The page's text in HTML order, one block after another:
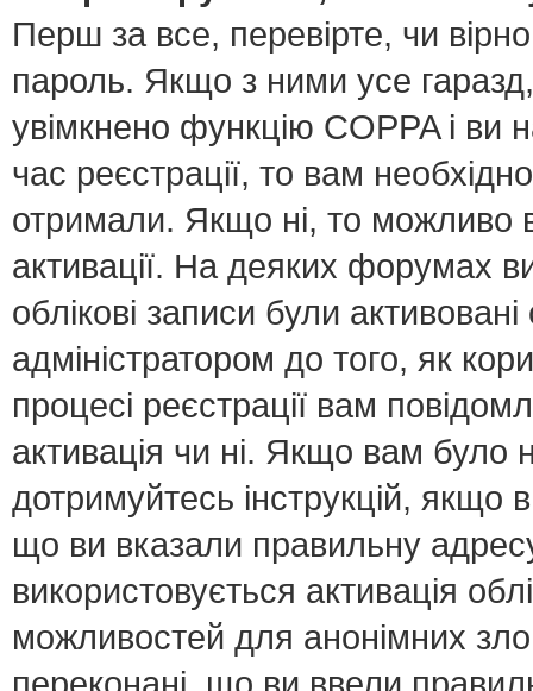
Перш за все, перевірте, чи
пароль. Якщо з ними усе
увімкнено функцію COPPA і ви
час реєстрації, то вам
отримали. Якщо ні, то можливо
активації. На деяких форумах
облікові записи були
адміністратором до того, як
процесі реєстрації вам
активація чи ні. Якщо вам
дотримуйтесь інструкцій,
що ви вказали правильну
використовується активація
можливостей для анонімних